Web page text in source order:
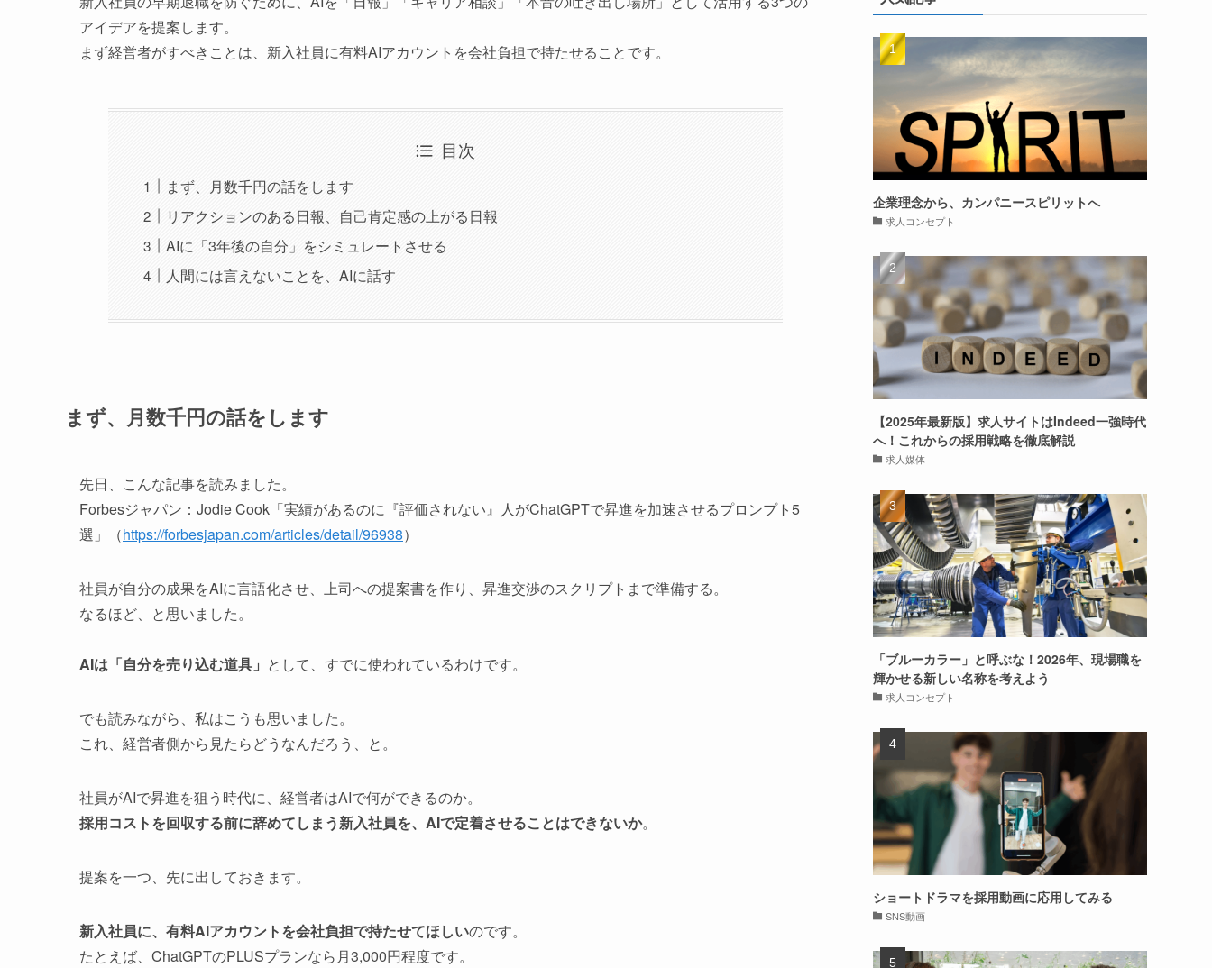
アイデアを提案します。
まず経営者がすべきことは、新入社員に有料AIアカウントを会社負担で持たせることです。
目次
まず、月数千円の話をします
リアクションのある日報、自己肯定感の上がる日報
AIに「3年後の自分」をシミュレートさせる
人間には言えないことを、AIに話す
まず、月数千円の話をします
先日、こんな記事を読みました。
Forbesジャパン：Jodie Cook「実績があるのに『評価されない』人がChatGPTで昇進を加速させるプロンプト5
選」（https://forbesjapan.com/articles/detail/96938）
社員が自分の成果をAIに言語化させ、上司への提案書を作り、昇進交渉のスクリプトまで準備する。
なるほど、と思いました。
AIは「自分を売り込む道具」 として、すでに使われているわけです。
でも読みながら、私はこうも思いました。
これ、経営者側から見たらどうなんだろう、と。
社員がAIで昇進を狙う時代に、経営者はAIで何ができるのか。
採用コストを回収する前に辞めてしまう新入社員を、AIで定着させることはできないか。
提案を一つ、先に出しておきます。
新入社員に、有料AIアカウントを会社負担で持たせてほしいのです。
たとえば、ChatGPTのPLUSプランなら月3,000円程度です。
リ
ー
企業理念から、カンパニースピリットへ
求人コンセプト
【2025年最新版】求人サイトはIndeed一強時代
へ！これからの採用戦略を徹底解説
求人媒体
「ブルーカラー」と呼ぶな！2026年、現場職を
輝かせる新しい名称を考えよう
求人コンセプト
ショートドラマを採用動画に応用してみる
SNS動画